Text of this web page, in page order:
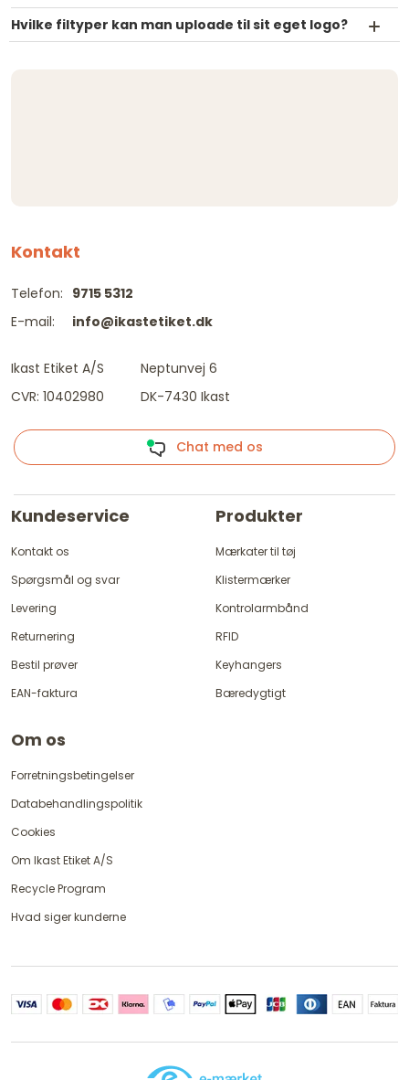
Hvilke filtyper kan man uploade til sit eget logo?
Kontakt
Telefon:
E-mail:
9715 5312
info@ikastetiket.dk
Ikast Etiket A/S
CVR: 10402980
Neptunvej 6
DK-7430 Ikast
Chat med os
Kundeservice
Kontakt os
Spørgsmål og svar
Levering
Returnering
Bestil prøver
EAN-faktura
Produkter
Mærkater til tøj
Klistermærker
Kontrolarmbånd
RFID
Keyhangers
Bæredygtigt
Om os
Forretningsbetingelser
Databehandlingspolitik
Cookies
Om Ikast Etiket A/S
Recycle Program
Hvad siger kunderne